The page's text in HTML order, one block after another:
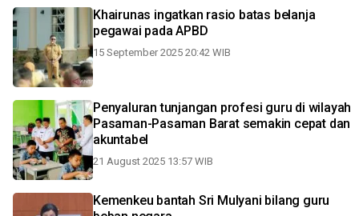
Khairunas ingatkan rasio batas belanja
pegawai pada APBD
15 September 2025 20:42 WIB
Penyaluran tunjangan profesi guru di wilayah
Pasaman-Pasaman Barat semakin cepat dan
akuntabel
21 August 2025 13:57 WIB
Kemenkeu bantah Sri Mulyani bilang guru